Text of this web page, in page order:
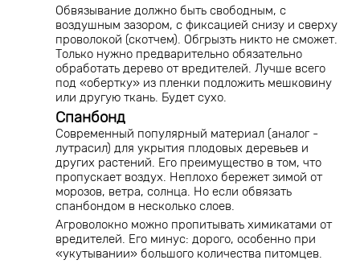
Обвязывание должно быть свободным, с
воздушным зазором, с фиксацией снизу и сверху
проволокой (скотчем). Обгрызть никто не сможет.
Только нужно предварительно обязательно
обработать дерево от вредителей. Лучше всего
под «обертку» из пленки подложить мешковину
или другую ткань. Будет сухо.
Спанбонд
Современный популярный материал (аналог -
лутрасил) для укрытия плодовых деревьев и
других растений. Его преимущество в том, что
пропускает воздух. Неплохо бережет зимой от
морозов, ветра, солнца. Но если обвязать
спанбондом в несколько слоев.
Агроволокно можно пропитывать химикатами от
вредителей. Его минус: дорого, особенно при
«укутывании» большого количества питомцев.